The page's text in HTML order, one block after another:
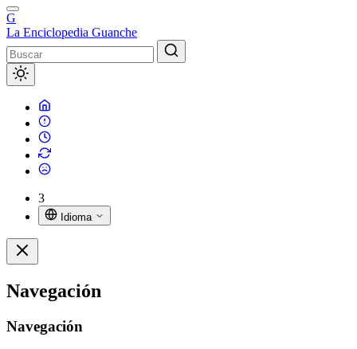
G
La Enciclopedia Guanche
3
Idioma
Navegación
Navegación